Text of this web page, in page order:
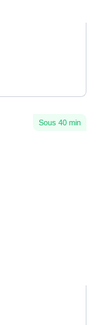
Sous 40 min